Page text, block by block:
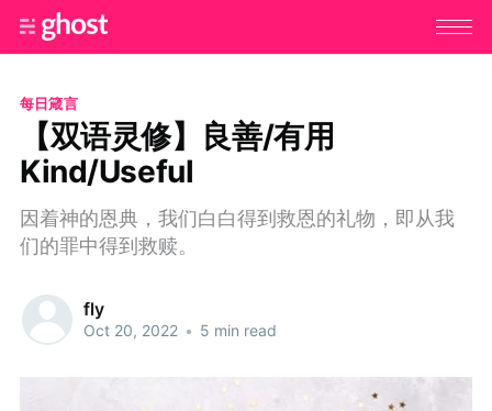
每日箴言
【双语灵修】良善/有用
Kind/Useful
因着神的恩典，我们白白得到救恩的礼物，即从我
们的罪中得到救赎。
fly
Oct 20, 2022 • 5 min read